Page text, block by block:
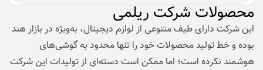
محصولات شرکت ریلمی
این شرکت دارای طیف متنوعی از لوازم دیجیتال، به‌ویژه در بازار هند
بوده و خط تولید محصولات خود را تنها محدود به گوشی‌های
هوشمند نکرده است؛ اما ممکن است دسته‌ای از تولیدات این شرکت